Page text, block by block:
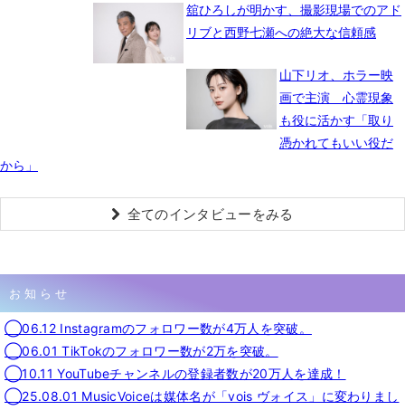
舘ひろしが明かす、撮影現場でのアド
リブと西野七瀬への絶大な信頼感
山下リオ、ホラー映
画で主演 心霊現象
も役に活かす「取り
憑かれてもいい役だ
から」
全てのインタビューをみる
お知らせ
◯06.12 Instagramのフォロワー数が4万人を突破。
◯06.01 TikTokのフォロワー数が2万を突破。
◯10.11 YouTubeチャンネルの登録者数が20万人を達成！
◯25.08.01 MusicVoiceは媒体名が「vois ヴォイス」に変わりまし